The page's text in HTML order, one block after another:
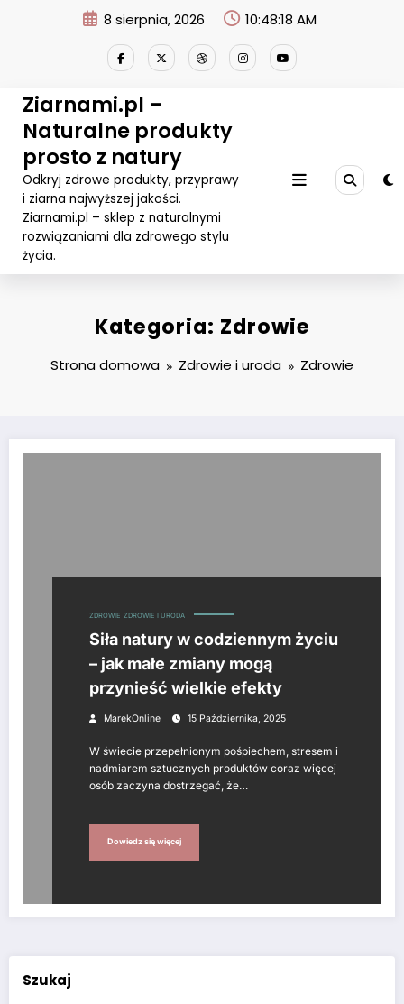
8 sierpnia, 2026 10:48:18 AM
Ziarnami.pl –
Naturalne produkty
prosto z natury
Odkryj zdrowe produkty, przyprawy
i ziarna najwyższej jakości.
Ziarnami.pl – sklep z naturalnymi
rozwiązaniami dla zdrowego stylu
życia.
Kategoria: Zdrowie
Strona domowa Zdrowie i uroda Zdrowie
ZDROWIE ZDROWIE I URODA
Siła natury w codziennym życiu
– jak małe zmiany mogą
przynieść wielkie efekty
MarekOnline 15 Października, 2025
W świecie przepełnionym pośpiechem, stresem i
nadmiarem sztucznych produktów coraz więcej
osób zaczyna dostrzegać, że…
Dowiedz się więcej
Szukaj